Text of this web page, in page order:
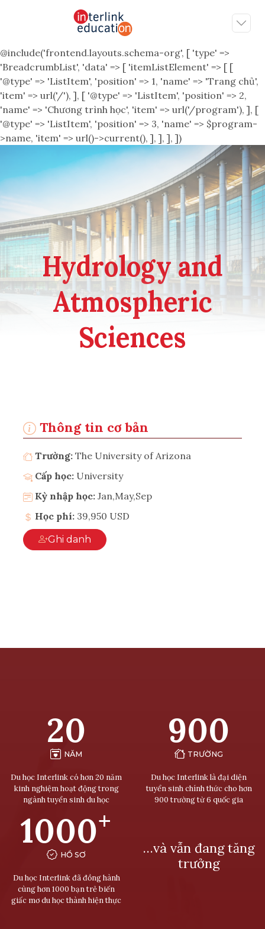
@include('frontend.layouts.schema-org', [ 'type' =>
'BreadcrumbList', 'data' => [ 'itemListElement' => [ [
'@type' => 'ListItem', 'position' => 1, 'name' => 'Trang chủ',
'item' => url('/'), ], [ '@type' => 'ListItem', 'position' => 2,
'name' => 'Chương trình học', 'item' => url('/program'), ], [
'@type' => 'ListItem', 'position' => 3, 'name' => $program-
>name, 'item' => url()->current(), ], ], ], ])
Hydrology and
Atmospheric
Sciences
Thông tin cơ bản
Trường: The University of Arizona
Cấp học: University
Kỳ nhập học: Jan,May,Sep
Học phí: 39,950 USD
Ghi danh
20
NĂM
Du học Interlink có hơn 20 năm
kinh nghiệm hoạt động trong
ngành tuyển sinh du học
900
TRƯỜNG
Du học Interlink là đại diện
tuyển sinh chính thức cho hơn
900 trường từ 6 quốc gia
1000+
HỒ SƠ
Du học Interlink đã đồng hành
cùng hơn 1000 bạn trẻ biến
giấc mơ du học thành hiện thực
…và vẫn đang tăng
trưởng